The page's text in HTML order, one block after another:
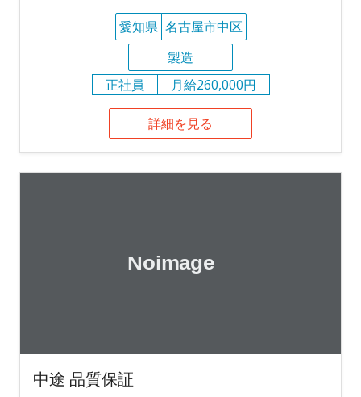
愛知県 名古屋市中区
製造
正社員
月給260,000円
詳細を見る
中途 品質保証